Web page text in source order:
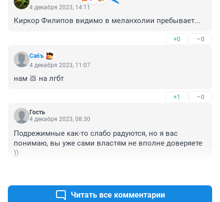
4 декабря 2023, 14:11
Киркор Филипов видимо в меланхолии пребывает...
+0 –0
Сабъ
4 декабря 2023, 11:07
нам 💩 на лгбт
+1 –0
Гость
4 декабря 2023, 08:30
Подрежимные как-то слабо радуются, но я вас
понимаю, вы уже сами властям не вполне доверяете
))
Читать все комментарии